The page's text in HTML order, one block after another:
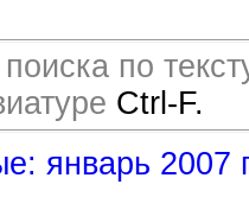
по
Ctrl-F.
январь 2007